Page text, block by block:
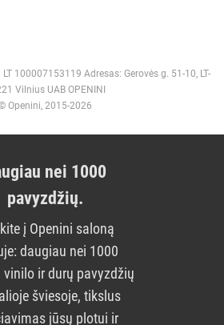
100007153119 Adresas: Gerovės g. 51-10, LT-
Vilnius UAB OPENINI
Openini, 2015-2026
nei 1000
pavyzdžių.
į Openini saloną
daugiau nei 1000
vinilo ir durų pavyzdžių
šviesoje, tikslus
jūsų plotui ir